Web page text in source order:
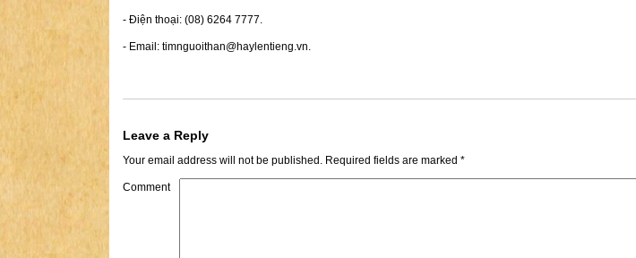
- Điện thoại: (08) 6264 7777.
- Email: timnguoithan@haylentieng.vn.
Leave a Reply
Your email address will not be published. Required fields are marked *
Comment